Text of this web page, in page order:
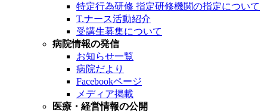
特定行為研修 指定研修機関の指定について
T.ナース活動紹介
受講生募集について
病院情報の発信
お知らせ一覧
病院だより
Facebookページ
メディア掲載
医療・経営情報の公開